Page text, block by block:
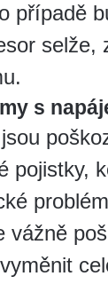
případě
selže,
s
pojistky,
vážně